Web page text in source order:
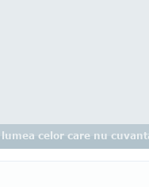
lumea celor care nu